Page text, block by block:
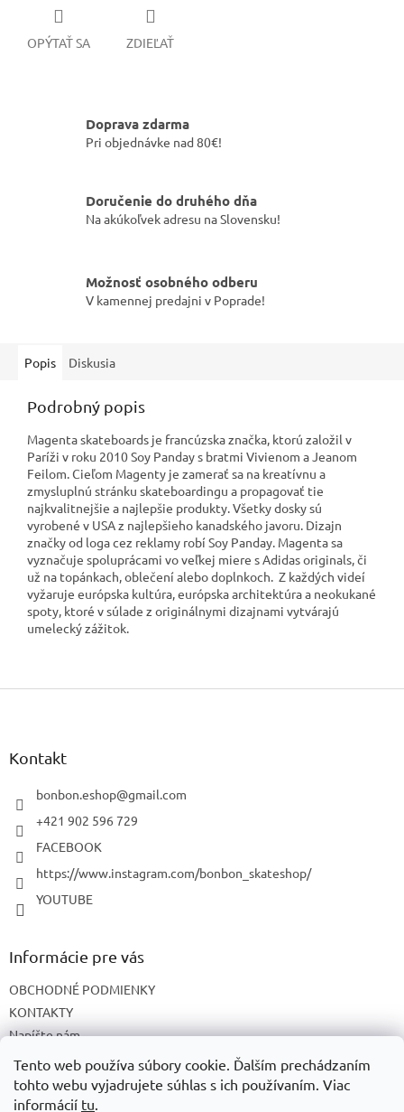
Tento web používa súbory cookie. Ďalším prechádzaním
tohto webu vyjadrujete súhlas s ich používaním. Viac
informácií tu.
OPÝTAŤ SA ZDIEĽAŤ
Doprava zdarma
Pri objednávke nad 80€!
Doručenie do druhého dňa
Na akúkoľvek adresu na Slovensku!
Možnosť osobného odberu
V kamennej predajni v Poprade!
Popis Diskusia
Podrobný popis
Magenta skateboards je francúzska značka, ktorú založil v
Paríži v roku 2010 Soy Panday s bratmi Vivienom a Jeanom
Feilom. Cieľom Magenty je zamerať sa na kreatívnu a
zmysluplnú stránku skateboardingu a propagovať tie
najkvalitnejšie a najlepšie produkty. Všetky dosky sú
vyrobené v USA z najlepšieho kanadského javoru. Dizajn
značky od loga cez reklamy robí Soy Panday. Magenta sa
vyznačuje spoluprácami vo veľkej miere s Adidas originals, či
už na topánkach, oblečení alebo doplnkoch. Z každých videí
vyžaruje európska kultúra, európska architektúra a neokukané
spoty, ktoré v súlade z originálnymi dizajnami vytvárajú
umelecký zážitok.
Z
Kontakt
bonbon.eshop@gmail.com
+421 902 596 729
FACEBOOK
https://www.instagram.com/bonbon_skateshop/
YOUTUBE
Informácie pre vás
OBCHODNÉ PODMIENKY
KONTAKTY
Napíšte nám